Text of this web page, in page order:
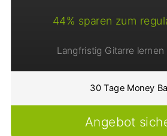
44% sparen zum
Langfristig Gitarre
30 Tage Money
Angebot